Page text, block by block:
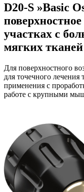
D20-S »Basic
участках с
мягких тканей
Для поверхностного
для точечного
применения с
работе с крупными